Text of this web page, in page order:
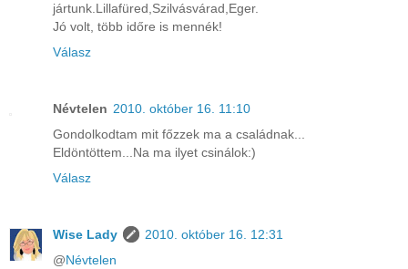
jártunk.Lillafüred,Szilvásvárad,Eger.
Jó volt, több időre is mennék!
Válasz
Névtelen 2010. október 16. 11:10
Gondolkodtam mit főzzek ma a családnak...
Eldöntöttem...Na ma ilyet csinálok:)
Válasz
Wise Lady
2010. október 16. 12:31
@Névtelen